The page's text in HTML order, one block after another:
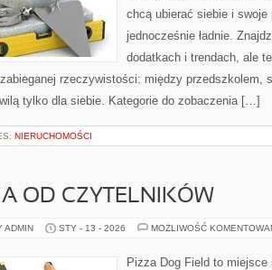
chcą ubierać siebie i
jednocześnie ładnie.
dodatkach i trendach, ale
rzeczywistości: między przedszkolem,
tylko dla siebie. Kategorie do zobaczenia […]
NIERUCHOMOŚCI
OD CZYTELNIKÓW
ADMIN STY - 13 - 2026 MOŻLIWOŚĆ
Pizza Dog Field to miejsce